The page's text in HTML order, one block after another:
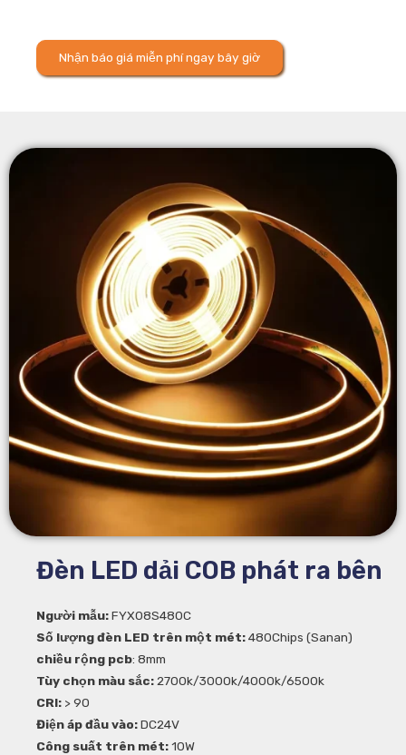
Nhận báo giá miễn phí ngay bây giờ
Đèn LED dải COB phát ra bên
Người mẫu:FYX08S480C
Số lượng đèn LED trên một mét:480Chips (Sanan)
chiều rộng pcb: 8mm
Tùy chọn màu sắc: 2700k/3000k/4000k/6500k
CRI: > 90
Điện áp đầu vào:DC24V
Công suất trên mét:10W